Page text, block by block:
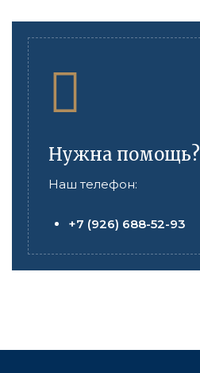
Нужна помощь?
Наш телефон:
+7 (926) 688-52-93